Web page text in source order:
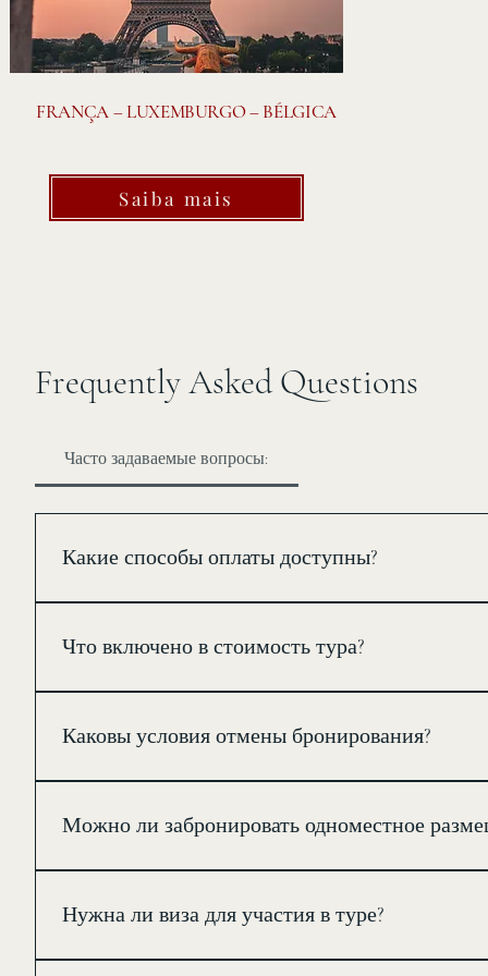
FRANÇA – LUXEMBURGO – BÉLGICA
Saiba mais
Frequently Asked Questions
Часто задаваемые вопросы:
Какие способы оплаты доступны?
евро или долларах. Если вы хотите оплатить другим
Что включено в стоимость тура?
Каковы условия отмены бронирования?
дней и менее удерживается 100% стоимости тура.
Можно ли забронировать одноместное
Нужна ли виза для участия в туре?